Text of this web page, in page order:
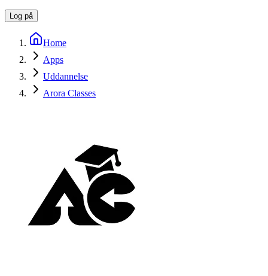
Log på
Home
Apps
Uddannelse
Arora Classes